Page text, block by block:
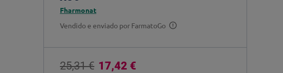
Fharmonat
Vendido e enviado por FarmatoGo
25,31 € 17,42 €